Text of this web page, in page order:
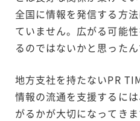
全国に情報を発信する方
ていません。広がる可能
るのではないかと思ったん
地方支社を持たないPR
情報の流通を支援するに
がるかが大切になってき